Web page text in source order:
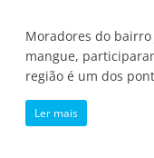
Moradores do bairro
mangue,
região é um dos
Ler mais